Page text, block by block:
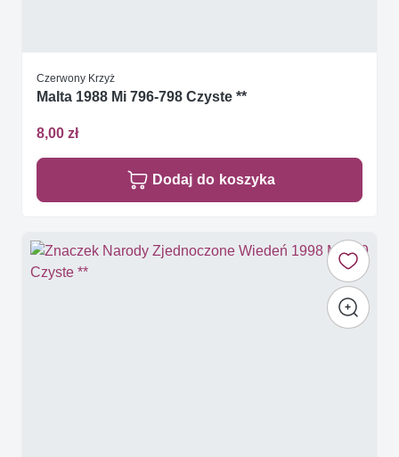
Czerwony Krzyż
Malta 1988 Mi 796-798 Czyste **
8,00 zł
Dodaj do koszyka